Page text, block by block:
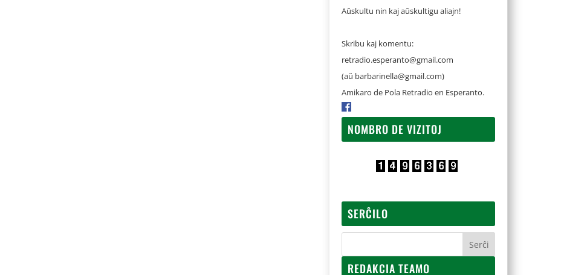
Aŭskultu nin kaj aŭskultigu aliajn!
Skribu kaj komentu:
retradio.esperanto@gmail.com
(aŭ barbarinella@gmail.com)
Amikaro de Pola Retradio en Esperanto.
NOMBRO DE VIZITOJ
SERĈILO
REDAKCIA TEAMO